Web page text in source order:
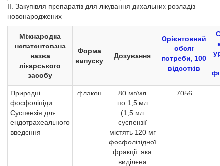
II. Закупівля препаратів для лікування дихальних розладів
новонароджених
Міжнародна
непатентована
назва
лікарського
засобу
Форма
випуску
Дозування
Орієнтовний
обсяг
потреби, 100
відсотків
Природні
фосфоліпіди
Суспензія для
ендотрахеального
введення
флакон
80 мг/мл
по 1,5 мл
(1,5 мл
суспензії
містять 120 мг
фосфоліпідної
фракції, яка
виділена
7056